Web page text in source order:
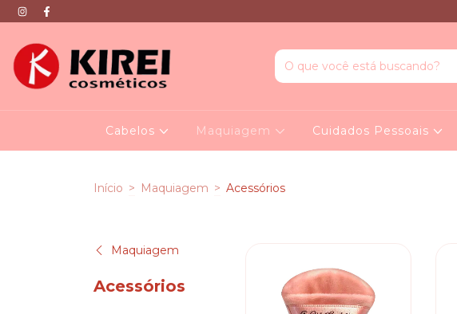
Cabelos Maquiagem Cuidados Pessoais
Início > Maquiagem > Acessórios
Maquiagem
Acessórios